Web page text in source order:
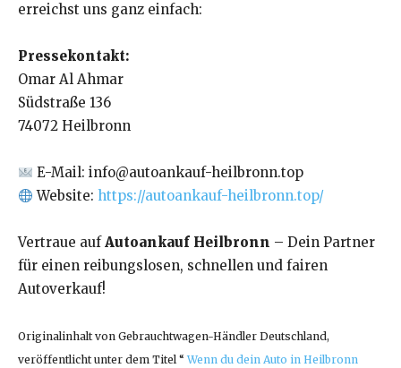
erreichst uns ganz einfach:
Pressekontakt:
Omar Al Ahmar
Südstraße 136
74072 Heilbronn
E-Mail: info@autoankauf-heilbronn.top
Website:https://autoankauf-heilbronn.top/
Vertraue aufAutoankauf Heilbronn – Dein Partner
für einen reibungslosen, schnellen und fairen
Autoverkauf!
Originalinhalt von Gebrauchtwagen-Händler Deutschland,
veröffentlicht unter dem Titel “Wenn du dein Auto in Heilbronn